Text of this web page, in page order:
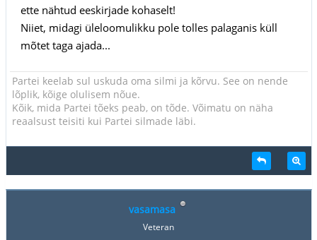
ette nähtud eeskirjade kohaselt!
Niiet, midagi üleloomulikku pole tolles palaganis küll
mõtet taga ajada...
Partei keelab sul uskuda oma silmi ja kõrvu. See on nende
lõplik, kõige olulisem nõue.
Kõik, mida Partei tõeks peab, on tõde. Võimatu on näha
reaalsust teisiti kui Partei silmade läbi.
vasamasa
Veteran